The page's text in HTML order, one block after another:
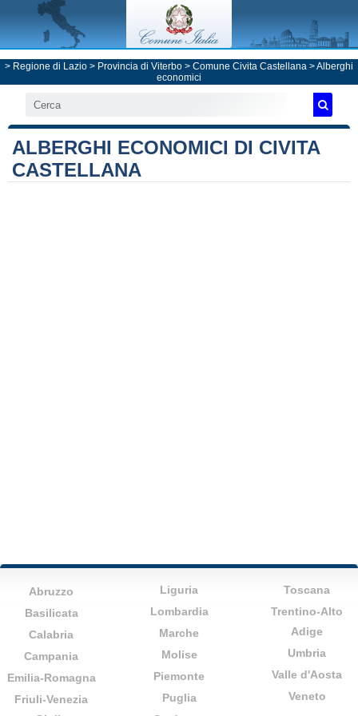
> Regione di Lazio > Provincia di Viterbo > Comune Civita Castellana > Alberghi
economici
ALBERGHI ECONOMICI DI CIVITA
CASTELLANA
Abruzzo
Basilicata
Calabria
Campania
Emilia-Romagna
Friuli-Venezia
Liguria
Lombardia
Marche
Molise
Piemonte
Puglia
Toscana
Trentino-Alto
Adige
Umbria
Valle d'Aosta
Veneto